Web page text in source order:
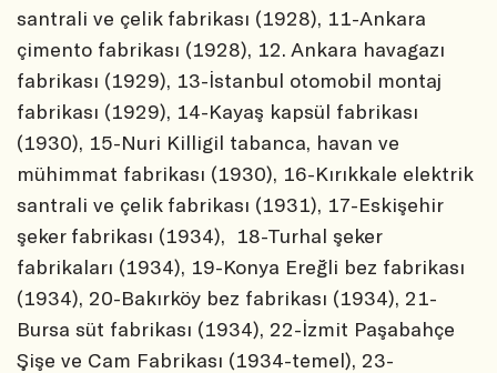
santrali ve çelik fabrikası (1928), 11-Ankara
çimento fabrikası (1928), 12. Ankara havagazı
fabrikası (1929), 13-İstanbul otomobil montaj
fabrikası (1929), 14-Kayaş kapsül fabrikası
(1930), 15-Nuri Killigil tabanca, havan ve
mühimmat fabrikası (1930), 16-Kırıkkale elektrik
santrali ve çelik fabrikası (1931), 17-Eskişehir
şeker fabrikası (1934), 18-Turhal şeker
fabrikaları (1934), 19-Konya Ereğli bez fabrikası
(1934), 20-Bakırköy bez fabrikası (1934), 21-
Bursa süt fabrikası (1934), 22-İzmit Paşabahçe
Şişe ve Cam Fabrikası (1934-temel), 23-